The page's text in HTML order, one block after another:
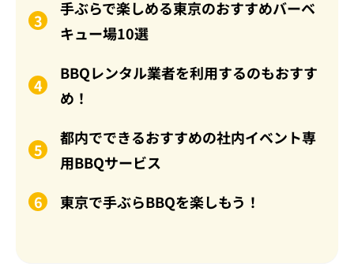
手ぶらで楽しめる東京のおすすめバーベ
キュー場10選
BBQレンタル業者を利用するのもおすす
め！
都内でできるおすすめの社内イベント専
用BBQサービス
東京で手ぶらBBQを楽しもう！